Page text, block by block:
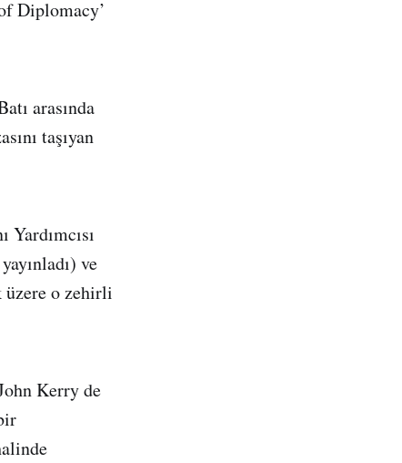
Diplomacy’
arasında
taşıyan
ve
üzere o zehirli
Kerry de